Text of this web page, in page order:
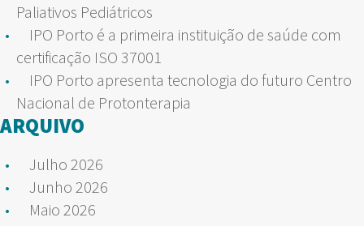
Paliativos Pediátricos
IPO Porto é a primeira instituição de saúde com
certificação ISO 37001
IPO Porto apresenta tecnologia do futuro Centro
Nacional de Protonterapia
ARQUIVO
Julho 2026
Junho 2026
Maio 2026